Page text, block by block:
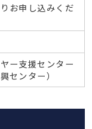
お申し込みくだ
ー支援センター
センター）